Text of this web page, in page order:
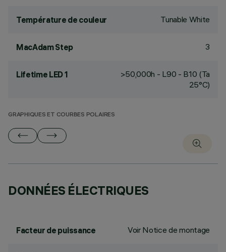
Température de couleur Tunable White
MacAdam Step 3
Lifetime LED 1
>50,000h - L90 - B10 (Ta
25°C)
GRAPHIQUES ET COURBES POLAIRES
DONNÉES ÉLECTRIQUES
Facteur de puissance Voir Notice de montage